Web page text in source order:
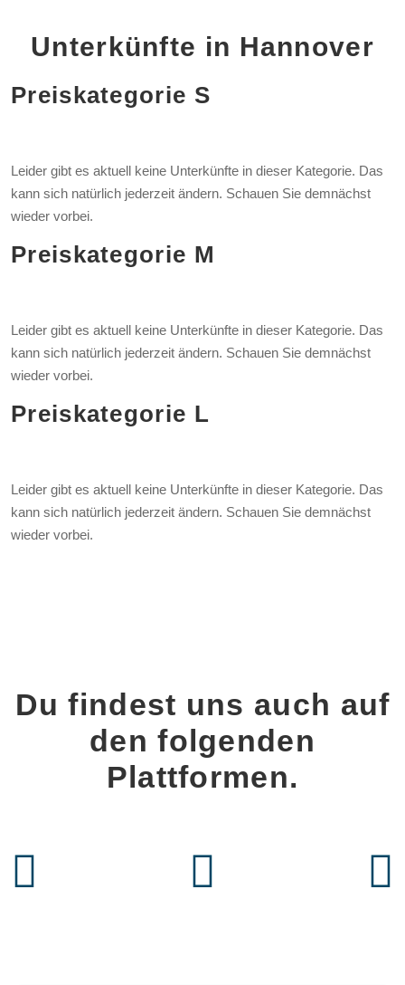
Unterkünfte in Hannover
Preiskategorie S
Leider gibt es aktuell keine Unterkünfte in dieser Kategorie. Das
kann sich natürlich jederzeit ändern. Schauen Sie demnächst
wieder vorbei.
Preiskategorie M
Leider gibt es aktuell keine Unterkünfte in dieser Kategorie. Das
kann sich natürlich jederzeit ändern. Schauen Sie demnächst
wieder vorbei.
Preiskategorie L
Leider gibt es aktuell keine Unterkünfte in dieser Kategorie. Das
kann sich natürlich jederzeit ändern. Schauen Sie demnächst
wieder vorbei.
Du findest uns auch auf
den folgenden
Plattformen.